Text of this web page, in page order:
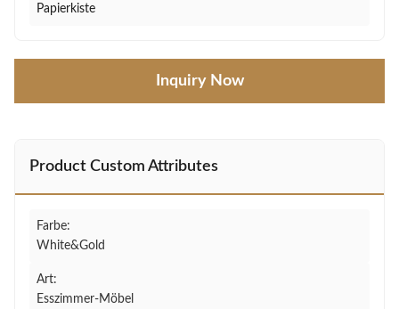
Papierkiste
Inquiry Now
Product Custom Attributes
Farbe:
White&Gold
Art:
Esszimmer-Möbel